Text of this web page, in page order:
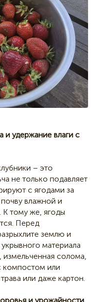
и удержание влаги с
– это
не только подавляет
с ягодами за
влажной и
К тому же, ягоды
Перед
землю и
материала
солома,
компостом или
или даже картон.
и урожайности.